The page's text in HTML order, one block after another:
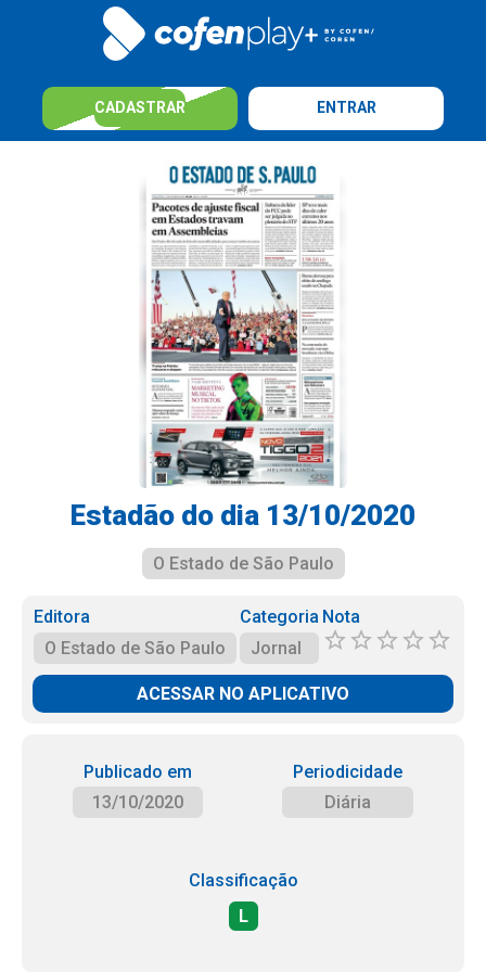
CADASTRAR ENTRAR
Estadão do dia 13/10/2020
O Estado de São Paulo
Editora
O Estado de São Paulo
Categoria
Jornal
Nota
ACESSAR NO APLICATIVO
Publicado em
13/10/2020
Periodicidade
Diária
Classificação
L